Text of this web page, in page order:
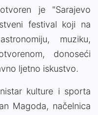
je "Sarajevo
festival koji na
muziku,
donoseći
ljetno iskustvo.
kulture i sporta
Magoda, načelnica